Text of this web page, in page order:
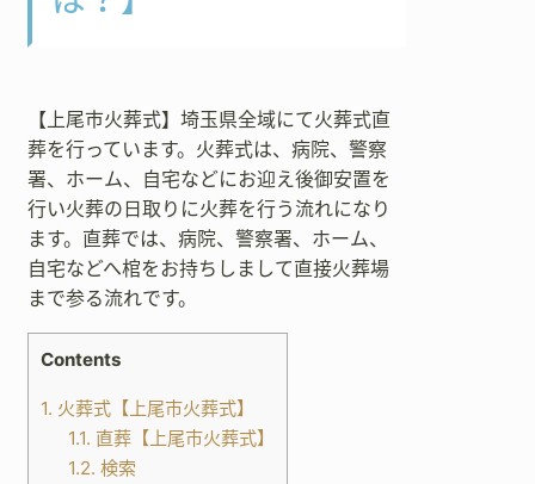
【上尾市火葬式】埼玉県全域にて火葬式直
葬を行っています。火葬式は、病院、警察
署、ホーム、自宅などにお迎え後御安置を
行い火葬の日取りに火葬を行う流れになり
ます。直葬では、病院、警察署、ホーム、
自宅などへ棺をお持ちしまして直接火葬場
まで参る流れです。
Contents
1. 火葬式【上尾市火葬式】
1.1. 直葬【上尾市火葬式】
1.2. 検索